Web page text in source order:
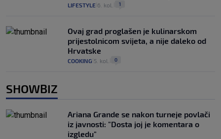
LIFESTYLE 6. kol. 1
Ovaj grad proglašen je kulinarskom
prijestolnicom svijeta, a nije daleko od
Hrvatske
COOKING 5. kol. 0
SHOWBIZ
Ariana Grande se nakon turneje povlači
iz javnosti: "Dosta joj je komentara o
izgledu"